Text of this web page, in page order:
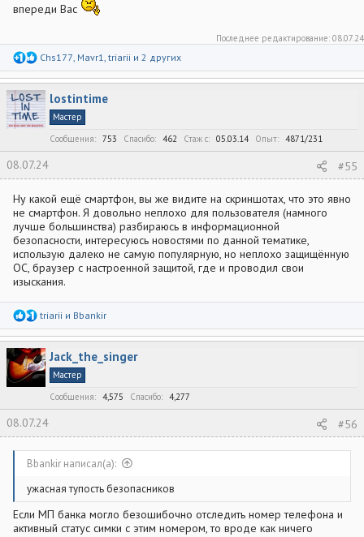
впереди Вас
Последнее редактирование: 08.07.24
Р
а
к
ц
и
и
Chs177, Mavr1, triarii и 2 других
lostintime
Мастер
Сообщения
753 Спасибо 462 Стаж c 05.03.14 Опыт 4871/231
08.07.24 #55
Ну какой ещё смартфон, вы же видите на скриншотах, что это явно
не смартфон. Я довольно неплохо для пользователя (намного
лучше большинства) разбираюсь в информационной
безопасности, интересуюсь новостями по данной тематике,
использую далеко не самую популярную, но неплохо защищённую
ОС, браузер с настроенной защитой, где и проводил свои
изыскания.
Р
а
к
ц
и
triarii и Bbankir
Jack_the_singer
Мастер
Сообщения
4,575 Спасибо 4,277
08.07.24 #56
Bbankir написал(а):
ужасная тупость безопасников
Если МП банка могло безошибочно отследить номер телефона и
активный статус симки с этим номером, то вроде как ничего